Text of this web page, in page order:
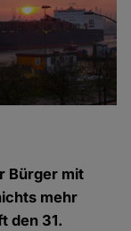
Bürger mit
mehr
den 31.